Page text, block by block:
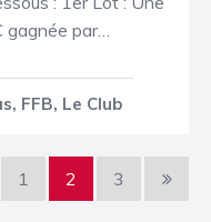
gagnée par…
, FFB, Le Club
1 2 3